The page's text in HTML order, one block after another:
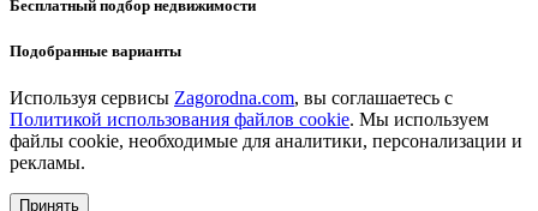
Бесплатный подбор недвижимости
Подобранные варианты
Используя сервисы Zagorodna.com, вы соглашаетесь с
Политикой использования файлов cookie. Мы используем
файлы cookie, необходимые для аналитики, персонализации и
рекламы.
Принять